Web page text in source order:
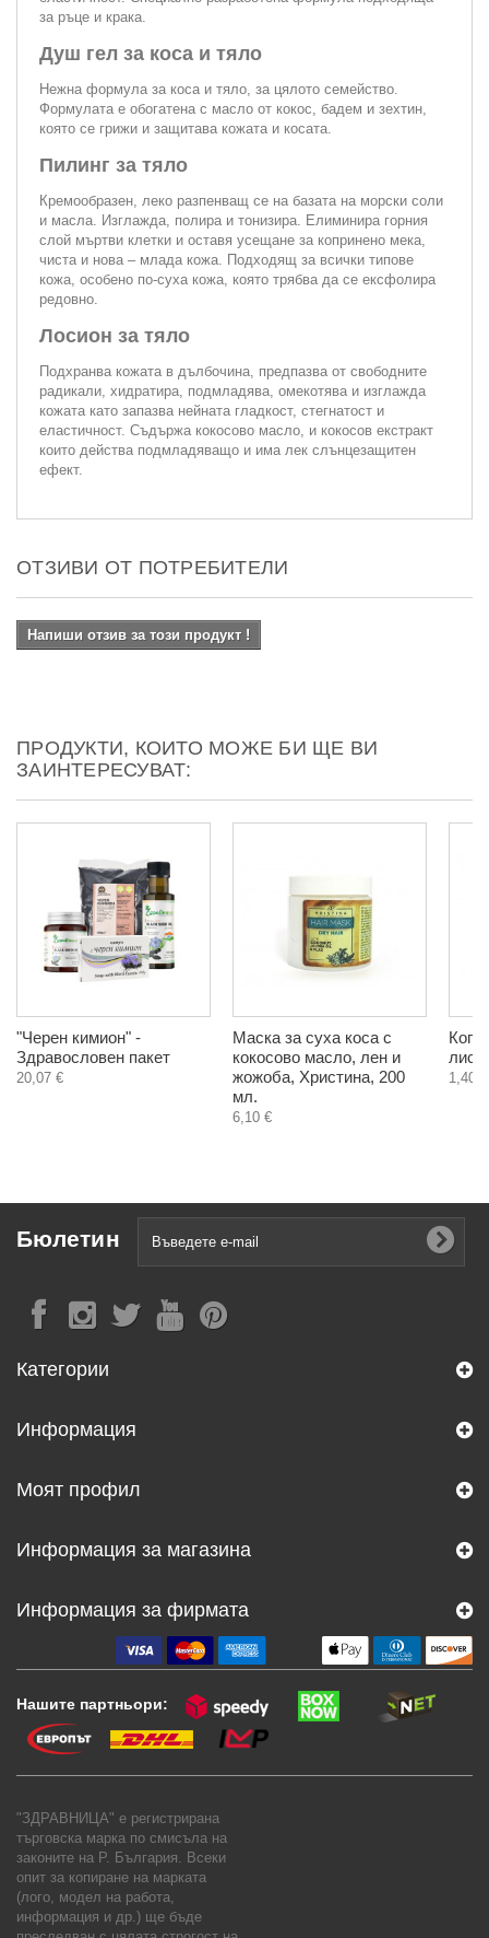
за ръце и крака.
Душ гел за коса и тяло
Нежна формула за коса и тяло, за цялото семейство.
Формулата е обогатена с масло от кокос, бадем и зехтин,
която се грижи и защитава кожата и косата.
Пилинг за тяло
Кремообразен, леко разпенващ се на базата на морски соли
и масла. Изглажда, полира и тонизира. Елиминира горния
слой мъртви клетки и оставя усещане за копринено мека,
чиста и нова – млада кожа. Подходящ за всички типове
кожа, особено по-суха кожа, която трябва да се ексфолира
редовно.
Лосион за тяло
Подхранва кожата в дълбочина, предпазва от свободните
радикали, хидратира, подмладява, омекотява и изглажда
кожата като запазва нейната гладкост, стегнатост и
еластичност. Съдържа кокосово масло, и кокосов екстракт
които действа подмладяващо и има лек слънцезащитен
ефект.
ОТЗИВИ ОТ ПОТРЕБИТЕЛИ
Напиши отзив за този продукт !
ПРОДУКТИ, КОИТО МОЖЕ БИ ЩЕ ВИ
ЗАИНТЕРЕСУВАТ:
"Черен кимион" -
Здравословен пакет
20,07 €
Маска за суха коса с
кокосово масло, лен и
жожоба, Христина, 200
мл.
6,10 €
1,40 €
Бюлетин
Категории
Информация
Моят профил
Информация за магазина
Информация за фирмата
Нашите партньори:
"ЗДРАВНИЦА" е регистрирана
търговска марка по смисъла на
законите на Р. България. Всеки
опит за копиране на марката
(лого, модел на работа,
информация и др.) ще бъде